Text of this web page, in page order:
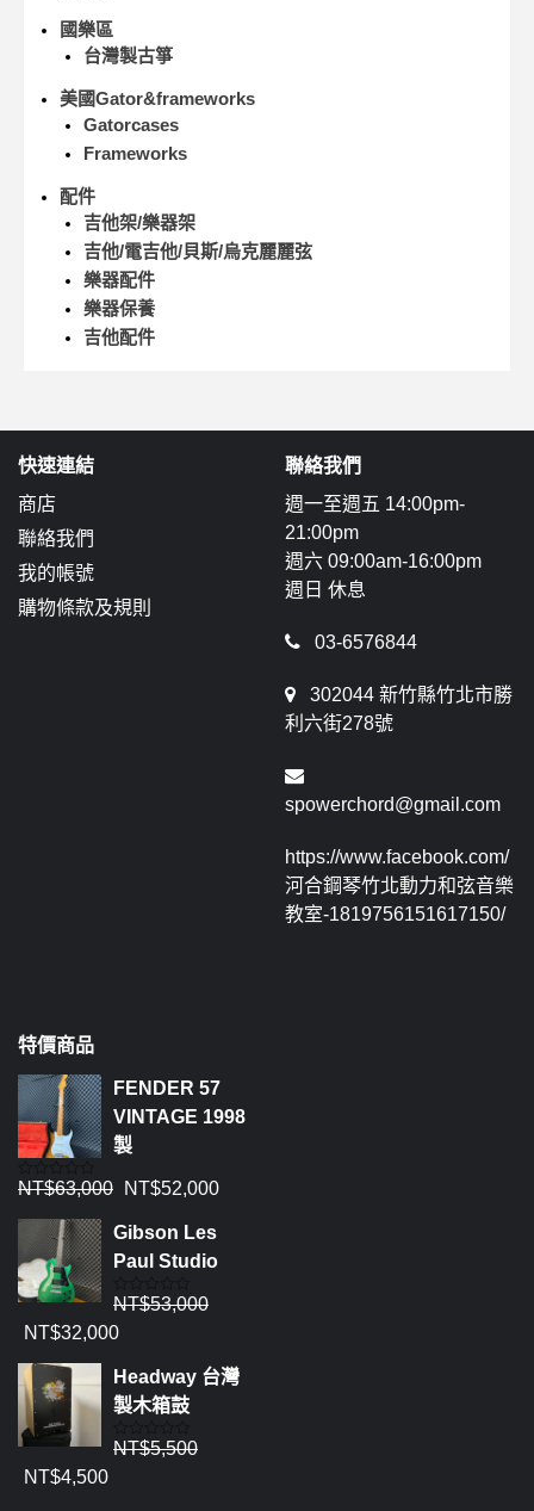
國樂區
台灣製古箏
美國Gator&frameworks
Gatorcases
Frameworks
配件
吉他架/樂器架
吉他/電吉他/貝斯/烏克麗麗弦
樂器配件
樂器保養
吉他配件
快速連結
商店
聯絡我們
我的帳號
購物條款及規則
聯絡我們
週一至週五 14:00pm-
21:00pm
週六 09:00am-16:00pm
週日 休息
03-6576844
302044 新竹縣竹北市勝
利六街278號
spowerchord@gmail.com
https://www.facebook.com/
河合鋼琴竹北動力和弦音樂
教室-1819756151617150/
特價商品
FENDER 57
VINTAGE 1998
製
評
0
5
NT$63,000 NT$52,000
Gibson Les
Paul Studio
評
0
5
NT$53,000
NT$32,000
Headway 台灣
製木箱鼓
評
NT$5,500
NT$4,500